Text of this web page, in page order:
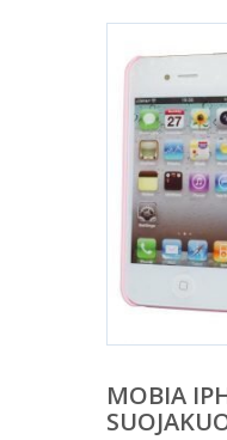
MOBIA